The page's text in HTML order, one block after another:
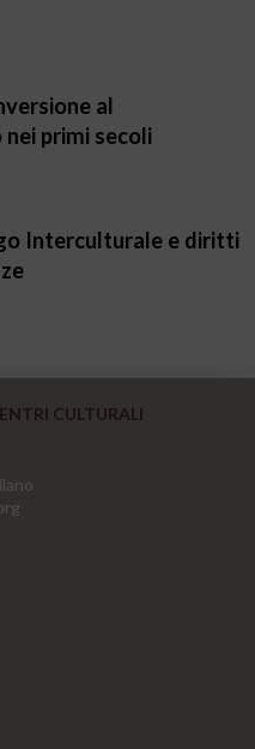
al
primi secoli
Interculturale e diritti
CULTURALI